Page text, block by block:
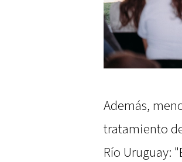
Además,
tratamiento
Río Uruguay: